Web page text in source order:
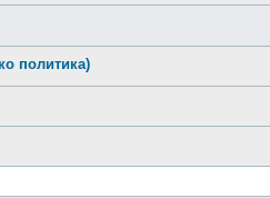
политика)